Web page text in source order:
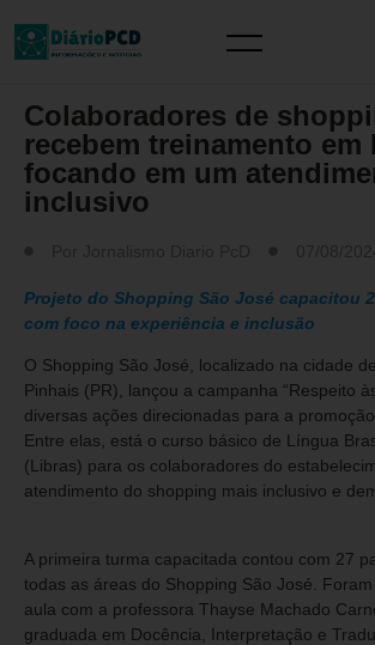
Colaboradores de
recebem treinamento em
focando em um
inclusivo
Projeto do Shopping São José capacitou
com foco na experiência e inclusão
O Shopping São José, localizado na cidade
Pinhais (PR), lançou a campanha “Respeito
diversas ações direcionadas para a
Entre elas, está o curso básico de Língua
(Libras) para os colaboradores do
atendimento do shopping mais inclusivo e
A primeira turma capacitada contou com 27
todas as áreas do Shopping São José.
aula com a professora Thayse Machado
graduada em Docência, Interpretação e